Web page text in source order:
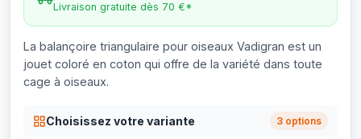
Livraison gratuite dès 70 €*
La balançoire triangulaire pour oiseaux Vadigran est un
jouet coloré en coton qui offre de la variété dans toute
cage à oiseaux.
Choisissez votre variante 3 options